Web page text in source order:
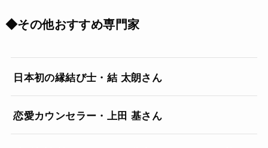
◆その他おすすめ専門家
日本初の縁結び士・結 太朗さん
恋愛カウンセラー・上田 基さん